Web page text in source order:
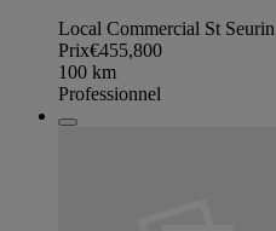
Local Commercial St
Prix€455,800
100 km
Professionnel